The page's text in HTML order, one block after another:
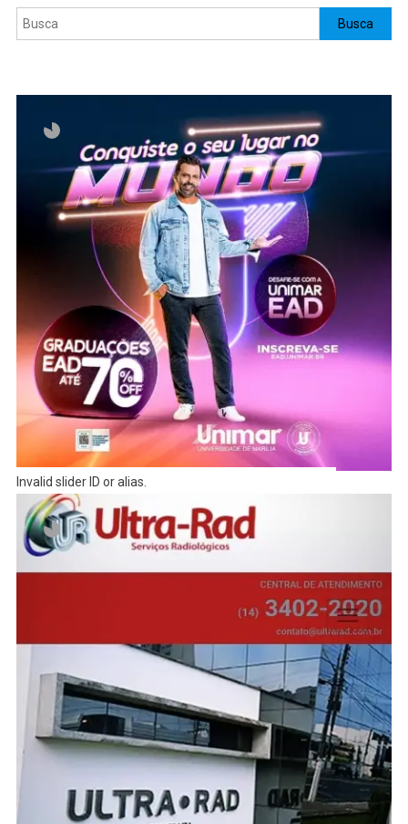
Pesquisar Busca
Invalid slider ID or alias.